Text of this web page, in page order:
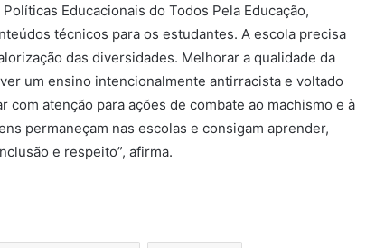
Educacionais do Todos Pela Educação,
técnicos para os estudantes. A escola precisa
das diversidades. Melhorar a qualidade da
um ensino intencionalmente antirracista e voltado
atenção para ações de combate ao machismo e à
permaneçam nas escolas e consigam aprender,
e respeito”, afirma.